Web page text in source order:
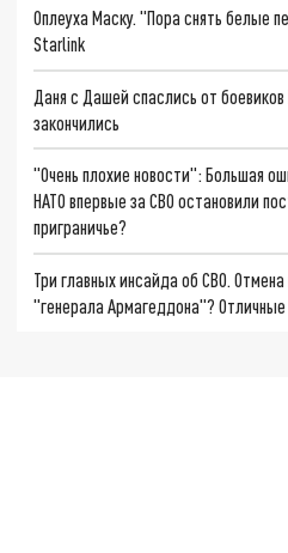
Оплеуха Маску. "Пора снять белые
Starlink
Даня с Дашей спаслись от
закончились
"Очень плохие новости": Большая
НАТО впервые за СВО остановили
приграничье?
Три главных инсайда об СВО.
"генерала Армагеддона"?